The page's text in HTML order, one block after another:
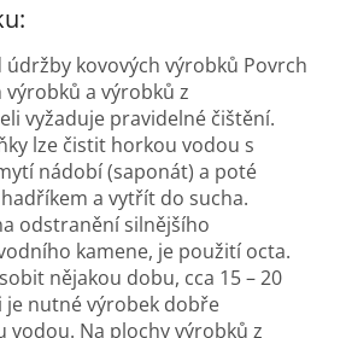
údržby kovových výrobků Povrch
a výrobků z
vyžaduje pravidelné čištění.
lze čistit horkou vodou s
nádobí (saponát) a poté
a vytřít do sucha.
odstranění silnějšího
kamene, je použití octa.
nějakou dobu, cca 15 – 20
je nutné výrobek dobře
vodou. Na plochy výrobků z